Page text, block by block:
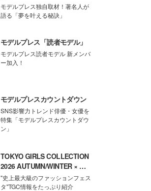
モデルプレス独自取材！著名人が
語る「夢を叶える秘訣」
モデルプレス「読者モデル」
モデルプレス読者モデル 新メンバ
ー加入！
モデルプレスカウントダウン
SNS影響力トレンド俳優・女優を
特集「モデルプレスカウントダウ
ン」
TOKYO GIRLS COLLECTION
2026 AUTUMN/WINTER × モ
デルプレス
"史上最大級のファッションフェス
タ"TGC情報をたっぷり紹介